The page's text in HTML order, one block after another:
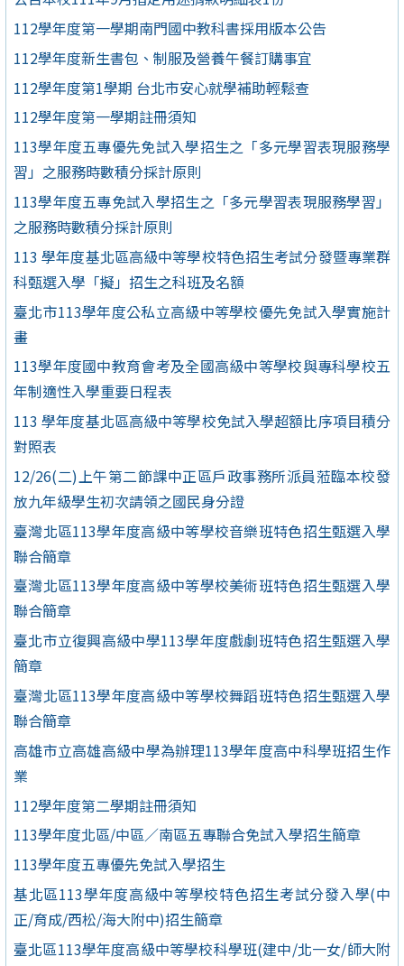
112學年度第一學期南門國中教科書採用版本公告
112學年度新生書包、制服及營養午餐訂購事宜
112學年度第1學期 台北市安心就學補助輕鬆查
112學年度第一學期註冊須知
113學年度五專優先免試入學招生之「多元學習表現服務學
習」之服務時數積分採計原則
113學年度五專免試入學招生之「多元學習表現服務學習」
之服務時數積分採計原則
113 學年度基北區高級中等學校特色招生考試分發暨專業群
科甄選入學「擬」招生之科班及名額
臺北市113學年度公私立高級中等學校優先免試入學實施計
畫
113學年度國中教育會考及全國高級中等學校與專科學校五
年制適性入學重要日程表
113 學年度基北區高級中等學校免試入學超額比序項目積分
對照表
12/26(二)上午第二節課中正區戶政事務所派員蒞臨本校發
放九年級學生初次請領之國民身分證
臺灣北區113學年度高級中等學校音樂班特色招生甄選入學
聯合簡章
臺灣北區113學年度高級中等學校美術班特色招生甄選入學
聯合簡章
臺北市立復興高級中學113學年度戲劇班特色招生甄選入學
簡章
臺灣北區113學年度高級中等學校舞蹈班特色招生甄選入學
聯合簡章
高雄市立高雄高級中學為辦理113學年度高中科學班招生作
業
112學年度第二學期註冊須知
113學年度北區/中區／南區五專聯合免試入學招生簡章
113學年度五專優先免試入學招生
基北區113學年度高級中等學校特色招生考試分發入學(中
正/育成/西松/海大附中)招生簡章
臺北區113學年度高級中等學校科學班(建中/北一女/師大附